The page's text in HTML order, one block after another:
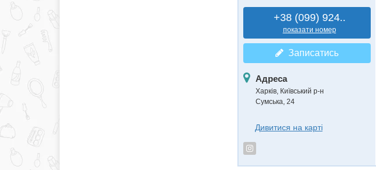
+38 (099) 924..
показати номер
Записатись
Адреса
Харків, Київський р-н
Сумська, 24
Дивитися на карті